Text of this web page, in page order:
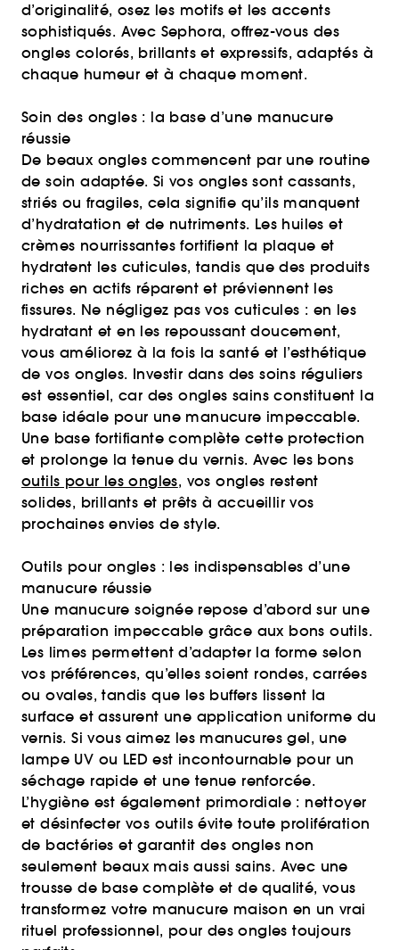
d’originalité, osez les motifs et les accents
sophistiqués. Avec Sephora, offrez-vous des
ongles colorés, brillants et expressifs, adaptés à
chaque humeur et à chaque moment.
Soin des ongles : la base d’une manucure
réussie
De beaux ongles commencent par une routine
de soin adaptée. Si vos ongles sont cassants,
striés ou fragiles, cela signifie qu’ils manquent
d’hydratation et de nutriments. Les huiles et
crèmes nourrissantes fortifient la plaque et
hydratent les cuticules, tandis que des produits
riches en actifs réparent et préviennent les
fissures. Ne négligez pas vos cuticules : en les
hydratant et en les repoussant doucement,
vous améliorez à la fois la santé et l’esthétique
de vos ongles. Investir dans des soins réguliers
est essentiel, car des ongles sains constituent la
base idéale pour une manucure impeccable.
Une base fortifiante complète cette protection
et prolonge la tenue du vernis. Avec les bons
outils pour les ongles, vos ongles restent
solides, brillants et prêts à accueillir vos
prochaines envies de style.
Outils pour ongles : les indispensables d’une
manucure réussie
Une manucure soignée repose d’abord sur une
préparation impeccable grâce aux bons outils.
Les limes permettent d’adapter la forme selon
vos préférences, qu’elles soient rondes, carrées
ou ovales, tandis que les buffers lissent la
surface et assurent une application uniforme du
vernis. Si vous aimez les manucures gel, une
lampe UV ou LED est incontournable pour un
séchage rapide et une tenue renforcée.
L’hygiène est également primordiale : nettoyer
et désinfecter vos outils évite toute prolifération
de bactéries et garantit des ongles non
seulement beaux mais aussi sains. Avec une
trousse de base complète et de qualité, vous
transformez votre manucure maison en un vrai
rituel professionnel, pour des ongles toujours